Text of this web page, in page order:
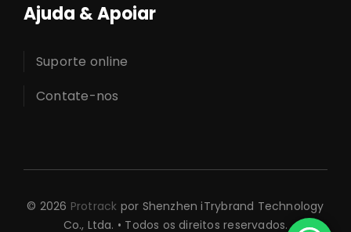
Ajuda & Apoiar
Suporte online
Contate-nos
© 2026 Protrack por Shenzhen iTrybrand Technology
Co., Ltda. • Todos os direitos reservados.